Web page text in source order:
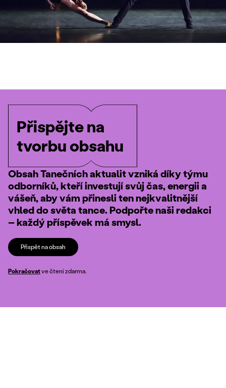
Přispějte na
tvorbu obsahu
Obsah Tanečních aktualit vzniká díky týmu
odborníků, kteří investují svůj čas, energii a
vášeň, aby vám přinesli ten nejkvalitnější
vhled do světa tance. Podpořte naši redakci
– každý příspěvek má smysl.
Přispět na obsah
Pokračovatve čtení zdarma.